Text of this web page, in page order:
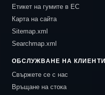
Етикет на гумите в ЕС
Карта на сайта
Sitemap.xml
Searchmap.xml
ОБСЛУЖВАНЕ НА КЛИЕНТИ
Свържете се с нас
Връщане на стока